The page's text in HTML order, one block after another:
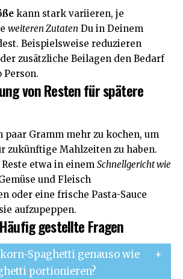
kann stark variieren, je
weiteren Zutaten Du in Deinem
Beispielsweise reduzieren
zusätzliche Beilagen den Bedarf
Person.
von Resten für spätere
paar Gramm mehr zu kochen, um
zukünftige Mahlzeiten zu haben.
etwa in einem Schnellgericht wie
und Fleisch
oder eine frische Pasta-Sauce
aufzupeppen.
gestellte Fragen
Spaghetti genauso wie
portionieren?